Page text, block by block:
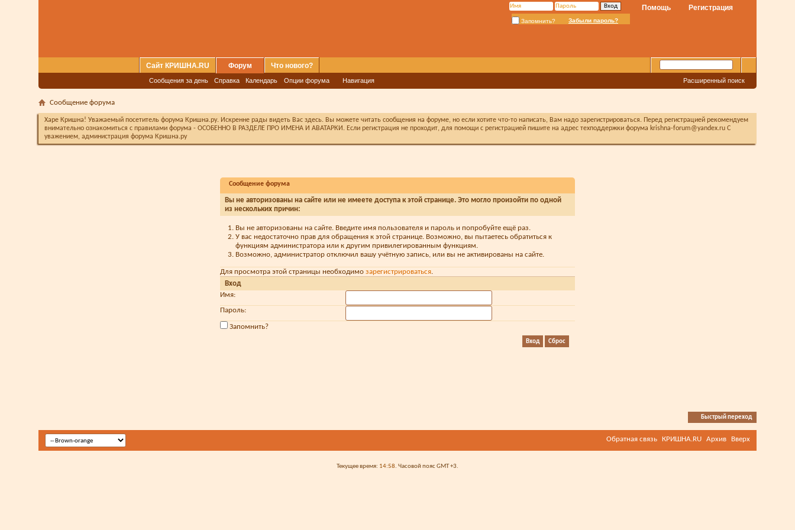
Регистрация
Помощь
Запомнить? Забыли пароль?
Сайт КРИШНА.RU Форум
Сообщения за день Справка Календарь Опции форума Навигация
Что нового?
Расширенный поиск
Сообщение форума
Харе Кришна! Уважаемый посетитель форума Кришна.ру. Искренне рады видеть Вас здесь. Вы можете читать сообщения на форуме, но если хотите что-то написать, Вам надо зарегистрироваться. Перед регистрацией рекомендуем
внимательно ознакомиться с правилами форума - ОСОБЕННО В РАЗДЕЛЕ ПРО ИМЕНА И АВАТАРКИ. Если регистрация не проходит, для помощи с регистрацией пишите на адрес техподдержки форума krishna-forum@yandex.ru С
уважением, администрация форума Кришна.ру
Сообщение форума
Вы не авторизованы на сайте или не имеете доступа к этой странице. Это могло произойти по одной
из нескольких причин:
Вы не авторизованы на сайте. Введите имя пользователя и пароль и попробуйте ещё раз.
У вас недостаточно прав для обращения к этой странице. Возможно, вы пытаетесь обратиться к
функциям администратора или к другим привилегированным функциям.
Возможно, администратор отключил вашу учётную запись, или вы не активированы на сайте.
Для просмотра этой страницы необходимо зарегистрироваться.
Вход
Имя:
Пароль:
Запомнить?
Быстрый переход
Обратная связь КРИШНА.RU Архив Вверх
Текущее время: 14:58. Часовой пояс GMT +3.